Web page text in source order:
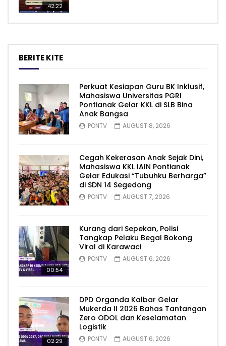
42:22
BERITE KITE
Perkuat Kesiapan Guru BK Inklusif,
Mahasiswa Universitas PGRI
Pontianak Gelar KKL di SLB Bina
Anak Bangsa
PONTV AUGUST 8, 2026
Cegah Kekerasan Anak Sejak Dini,
Mahasiswa KKL IAIN Pontianak
Gelar Edukasi “Tubuhku Berharga”
di SDN 14 Segedong
PONTV AUGUST 7, 2026
00:54
Kurang dari Sepekan, Polisi
Tangkap Pelaku Begal Bokong
Viral di Karawaci
PONTV AUGUST 6, 2026
02:29
DPD Organda Kalbar Gelar
Mukerda II 2026 Bahas Tantangan
Zero ODOL dan Keselamatan
Logistik
PONTV AUGUST 6, 2026